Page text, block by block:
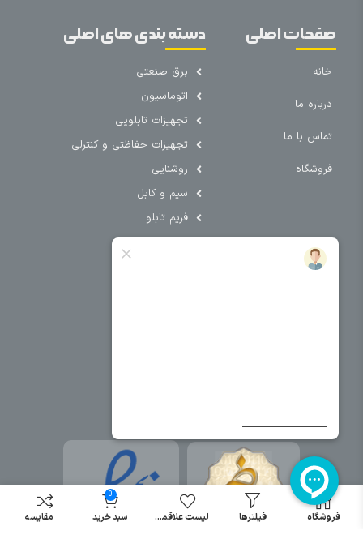
صفحات اصلی
خانه
درباره ما
تماس با ما
فروشگاه
دسته بندی های اصلی
برق صنعتی
اتوماسیون
تجهیزات تابلویی
تجهیزات حفاظتی و کنترلی
روشنایی
سیم و کابل
فریم تابلو
سایر دسته بندی ها
فروشگاه فیلترها لیست علاقمندی
0
سبد خرید مقایسه